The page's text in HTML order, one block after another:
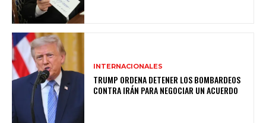
INTERNACIONALES
TRUMP ORDENA DETENER LOS BOMBARDEOS
CONTRA IRÁN PARA NEGOCIAR UN ACUERDO